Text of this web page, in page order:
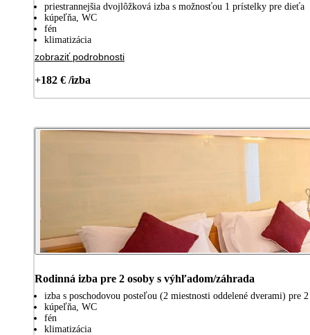
priestrannejšia dvojlôžková izba s možnosťou 1 prístelky pre dieťa
kúpeľňa, WC
fén
klimatizácia
zobraziť podrobnosti
+182 € /izba
Rodinná izba pre 2 osoby s výhľadom/záhrada
izba s poschodovou posteľou (2 miestnosti oddelené dverami) pre
kúpeľňa, WC
fén
klimatizácia